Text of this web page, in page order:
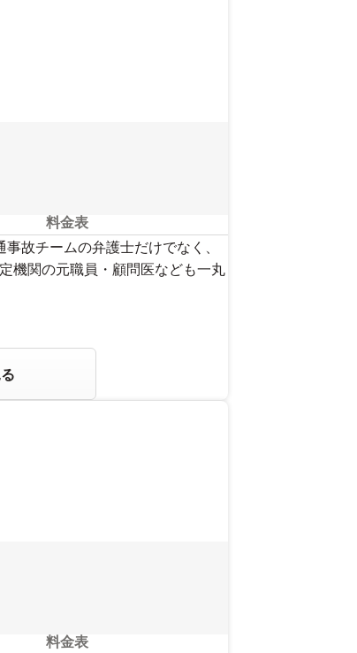
料金表
故チームの弁護士だけでなく、
機関の元職員・顧問医なども一丸
料金表